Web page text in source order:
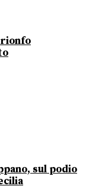
sul podio